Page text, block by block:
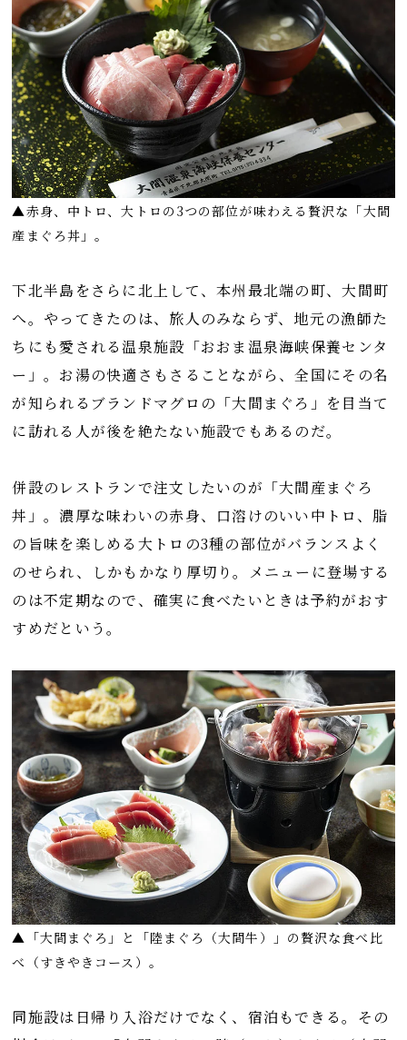
▲赤身、中トロ、大トロの3つの部位が味わえる贅沢な「大間
産まぐろ丼」。
下北半島をさらに北上して、本州最北端の町、大間町
へ。やってきたのは、旅人のみならず、地元の漁師た
ちにも愛される温泉施設「おおま温泉海峡保養センタ
ー」。お湯の快適さもさることながら、全国にその名
が知られるブランドマグロの「大間まぐろ」を目当て
に訪れる人が後を絶たない施設でもあるのだ。
併設のレストランで注文したいのが「大間産まぐろ
丼」。濃厚な味わいの赤身、口溶けのいい中トロ、脂
の旨味を楽しめる大トロの3種の部位がバランスよく
のせられ、しかもかなり厚切り。メニューに登場する
のは不定期なので、確実に食べたいときは予約がおす
すめだという。
▲「大間まぐろ」と「陸まぐろ（大間牛）」の贅沢な食べ比
べ（すきやきコース）。
同施設は日帰り入浴だけでなく、宿泊もできる。その